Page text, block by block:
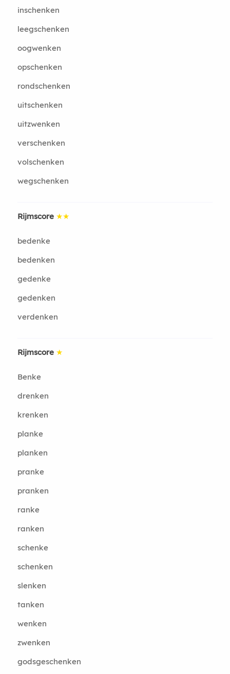
inschenken
leegschenken
oogwenken
opschenken
rondschenken
uitschenken
uitzwenken
verschenken
volschenken
wegschenken
Rijmscore ★★
bedenke
bedenken
gedenke
gedenken
verdenken
Rijmscore ★
Benke
drenken
krenken
planke
planken
pranke
pranken
ranke
ranken
schenke
schenken
slenken
tanken
wenken
zwenken
godsgeschenken